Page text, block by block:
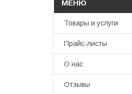
Товары и услуги
Прайс-листы
О нас
Отзывы